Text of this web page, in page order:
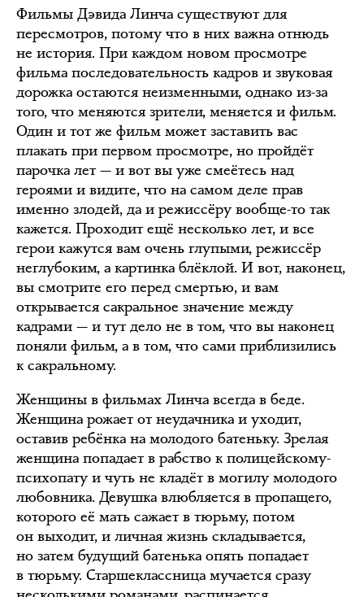
Фильмы Дэвида Линча существуют для
пересмотров, потому что в них важна отнюдь
не история. При каждом новом просмотре
фильма последовательность кадров и звуковая
дорожка остаются неизменными, однако из-за
того, что меняются зрители, меняется и фильм.
Один и тот же фильм может заставить вас
плакать при первом просмотре, но пройдёт
парочка лет — и вот вы уже смеётесь над
героями и видите, что на самом деле прав
именно злодей, да и режиссёру вообще-то так
кажется. Проходит ещё несколько лет, и все
герои кажутся вам очень глупыми, режиссёр
неглубоким, а картинка блёклой. И вот, наконец,
вы смотрите его перед смертью, и вам
открывается сакральное значение между
кадрами — и тут дело не в том, что вы наконец
поняли фильм, а в том, что сами приблизились
к сакральному.
Женщины в фильмах Линча всегда в беде.
Женщина рожает от неудачника и уходит,
оставив ребёнка на молодого батеньку. Зрелая
женщина попадает в рабство к полицейскому-
психопату и чуть не кладёт в могилу молодого
любовника. Девушка влюбляется в пропащего,
которого её мать сажает в тюрьму, потом
он выходит, и личная жизнь складывается,
но затем будущий батенька опять попадает
в тюрьму. Старшеклассница мучается сразу